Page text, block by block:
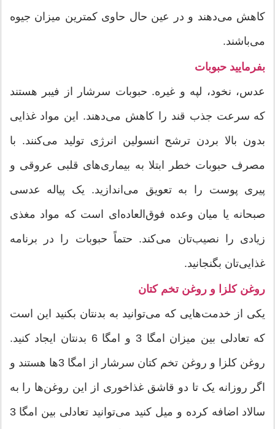
کاهش می‌دهند و در عین حال حاوی کمترین میزان جیوه
می‌باشند.
بفرمایید حبوبات
عدس، نخود، لپه و غیره. حبوبات سرشار از فیبر هستند
که سرعت جذب قند را کاهش می‌دهند. این مواد غذایی
بدون بالا بردن ترشح انسولین انرژی تولید می‌کنند. با
مصرف حبوبات خطر ابتلا به بیماری‌های قلبی عروقی و
پیری پوست را به تعویق می‌اندازید. یک پیاله عدسی
صبحانه یا میان وعده‌ فوق‌العاده‌ای است که مواد مغذی
زیادی را نصیب‌تان می‌کند. حتماً حبوبات را در برنامه‌
غذایی‌تان بگنجانید.
روغن کلزا و روغن تخم کتان
یکی از خدمت‌هایی که می‌توانید به بدنتان بکنید این است
که تعادلی بین میزان امگا 3 و امگا 6 بدنتان ایجاد کنید.
روغن کلزا و روغن تخم کتان سرشار از امگا 3‌ها هستند و
اگر روزانه یک تا دو قاشق غذاخوری از این روغن‌ها را به
سالاد اضافه کرده و میل کنید می‌توانید تعادلی بین امگا 3